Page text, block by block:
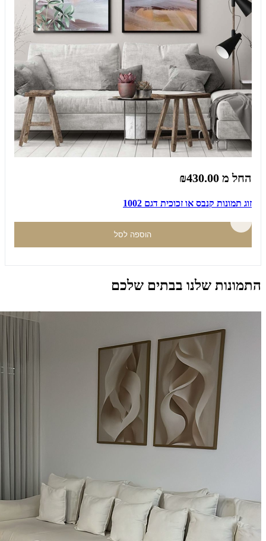
החל מ ₪430.00
זוג תמונות קנבס או זכוכית דגם 1002
הוספה לסל
התמונות שלנו בבתים שלכם